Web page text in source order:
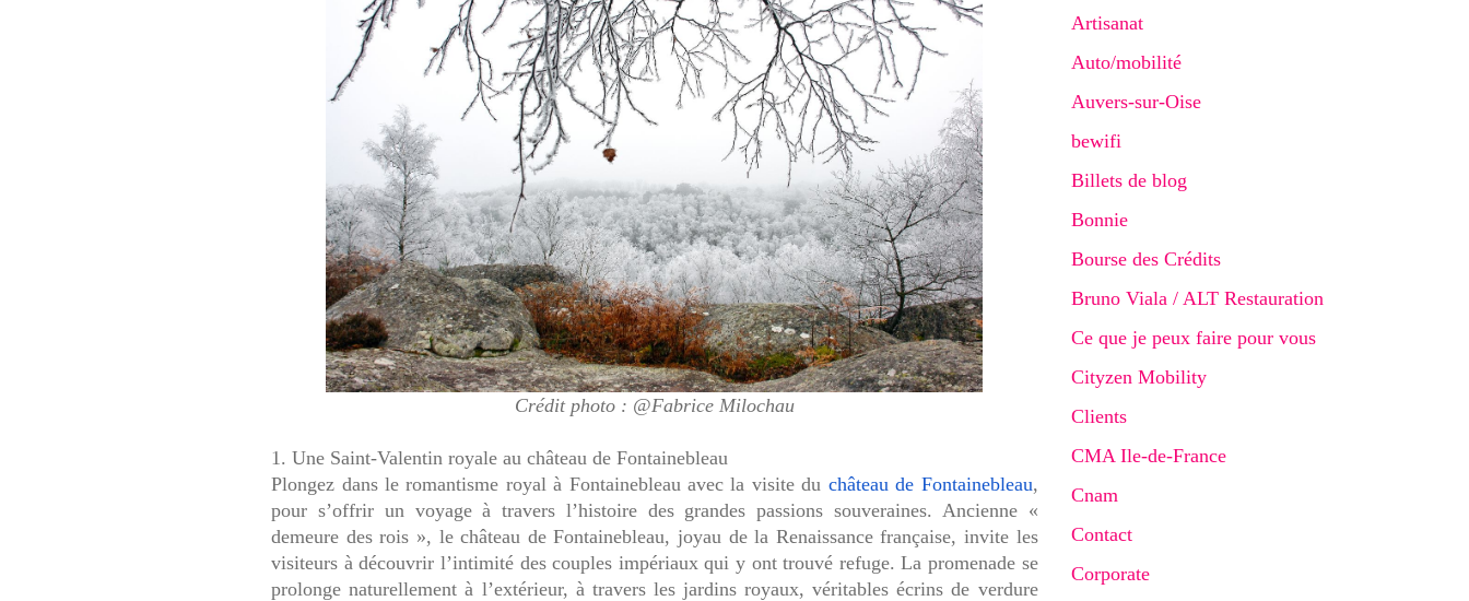
Crédit photo : @Fabrice Milochau
1. Une Saint-Valentin royale au château de Fontainebleau
Plongez dans le romantisme royal à Fontainebleau avec la visite du château de Fontainebleau,
pour s’offrir un voyage à travers l’histoire des grandes passions souveraines. Ancienne «
demeure des rois », le château de Fontainebleau, joyau de la Renaissance française, invite les
visiteurs à découvrir l’intimité des couples impériaux qui y ont trouvé refuge. La promenade se
prolonge naturellement à l’extérieur, à travers les jardins royaux, véritables écrins de verdure
Artisanat
Auto/mobilité
Auvers-sur-Oise
bewifi
Billets de blog
Bonnie
Bourse des Crédits
Bruno Viala / ALT Restauration
Ce que je peux faire pour vous
Cityzen Mobility
Clients
CMA Ile-de-France
Cnam
Contact
Corporate